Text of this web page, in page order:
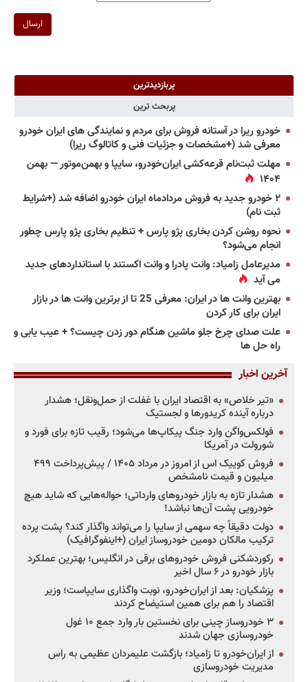
ارسال
پربازدیدترین
پربحث ترین
خودرو ریرا در آستانه فروش برای مردم و نمایندگی های ایران خودرو
معرفی شد (+مشخصات و جزئیات فنی و کاتالوگ ریرا)
مهلت ثبت‌نام قرعه‌کشی ایران‌خودرو، سایپا و بهمن‌موتور — بهمن
۱۴۰۴
۲ خودرو جدید به فروش مردادماه ایران خودرو اضافه شد (+شرایط
ثبت نام)
نحوه روشن کردن بخاری پژو پارس + تنظیم بخاری پژو پارس چطور
انجام می‌شود؟
مدیرعامل زامیاد: وانت پادرا و وانت اکستند با استانداردهای جدید
می آید
بهترین وانت ها در ایران: معرفی 25 تا از برترین وانت ها در بازار
ایران برای کار کردن
علت صدای چرخ جلو ماشین هنگام دور زدن چیست؟ + عیب یابی و
راه حل ها
آخرین اخبار
«تیر خلاص» به اقتصاد ایران با غفلت از حمل‌ونقل؛ هشدار
درباره آینده کریدورها و لجستیک
فولکس‌واگن وارد جنگ پیکاپ‌ها می‌شود؛ رقیب تازه برای فورد و
شورولت در آمریکا
فروش کوییک اس از امروز در مرداد ۱۴۰۵ / پیش‌پرداخت ۴۹۹
میلیون و قیمت نامشخص
هشدار تازه به بازار خودروهای وارداتی؛ حواله‌هایی که شاید هیچ
خودرویی پشت آن‌ها نباشد!
دولت دقیقاً چه سهمی از سایپا را می‌تواند واگذار کند؟ پشت پرده
ترکیب مالکان دومین خودروساز ایران (+اینفوگرافیک)
رکوردشکنی فروش خودروهای برقی در انگلیس؛ بهترین عملکرد
بازار خودرو در ۶ سال اخیر
پزشکیان: بعد از ایران‌خودرو، نوبت واگذاری سایپاست؛ وزیر
اقتصاد را هم برای همین استیضاح کردند
۳ خودروساز چینی برای نخستین بار وارد جمع ۱۰ غول
خودروسازی جهان شدند
از ایران‌خودرو تا زامیاد؛ بازگشت علیمردان عظیمی به راس
مدیریت خودروسازی